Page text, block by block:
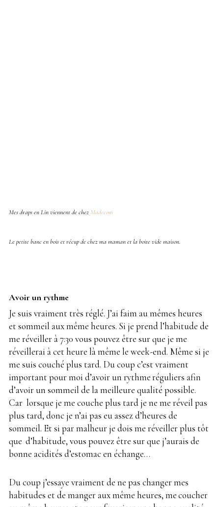
Mes draps en Lin viennent de chez Madecom
Le petite banc en bois et récup de chez ma maman et la boite vide maison.
Avoir un rythme
Je suis vraiment très réglé. J’ai faim au mêmes heures
et sommeil aux même heures. Si je prend l’habitude de
me réveiller à 7:30 vous pouvez être sur que je me
réveillerai à cet heure là même le week-end. Même si je
me suis couché plus tard. Du coup c’est vraiment
important pour moi d’avoir un rythmeréguliers afin
d’avoir un sommeil de la meilleure qualité possible.
Car lorsque je me couche plus tard je ne me réveil pas
plus tard, donc je n’ai pas eu assez d’heures de
sommeil. Et si par malheur je dois me réveiller plus tôt
que d’habitude, vous pouvez être sur que j’aurais de
bonne acidités d’estomac en échange…
Du coup j’essaye vraiment de ne pas changer mes
habitudes et de manger aux même heures, mecoucher